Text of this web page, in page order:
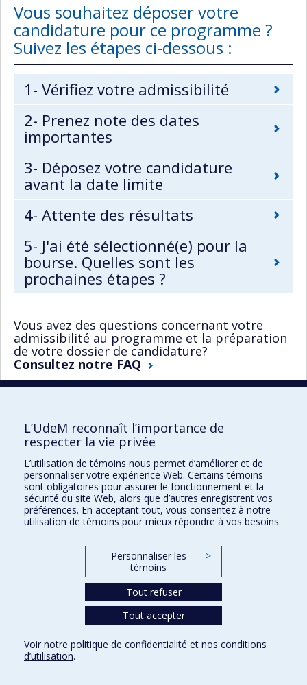
Vous souhaitez déposer votre
candidature pour ce programme ?
Suivez les étapes ci-dessous :
1- Vérifiez votre admissibilité
2- Prenez note des dates
importantes
3- Déposez votre candidature
avant la date limite
4- Attente des résultats
5- J'ai été sélectionné(e) pour la
bourse. Quelles sont les
prochaines étapes ?
Vous avez des questions concernant votre
admissibilité au programme et la préparation
de votre dossier de candidature?
Consultez notre FAQ
UdeM international
3744, rue Jean-Brillant
Bureau 581, 5e étage
Montréal (Québec)
Canada H3T 1P1
Pour nous joindre
Conditions d’utilisation
L’UdeM reconnaît l’importance de
respecter la vie privée
L’utilisation de témoins nous permet d’améliorer et de
personnaliser votre expérience Web. Certains témoins
sont obligatoires pour assurer le fonctionnement et la
sécurité du site Web, alors que d’autres enregistrent vos
préférences. En acceptant tout, vous consentez à notre
utilisation de témoins pour mieux répondre à vos besoins.
Personnaliser les
témoins
>
Tout refuser
Tout accepter
Voir notre politique de confidentialité et nos conditions
d’utilisation.